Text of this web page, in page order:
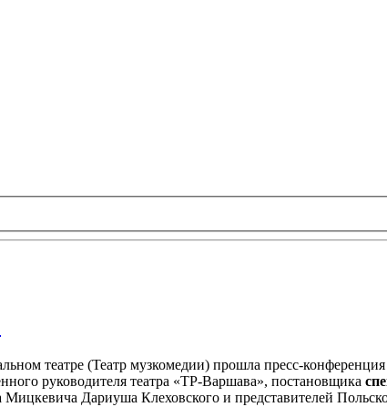
театре (Театр музкомедии) прошла пресс-
руководителя театра «ТР-Варшава», постановщика
Дариуша Клеховского и представителей